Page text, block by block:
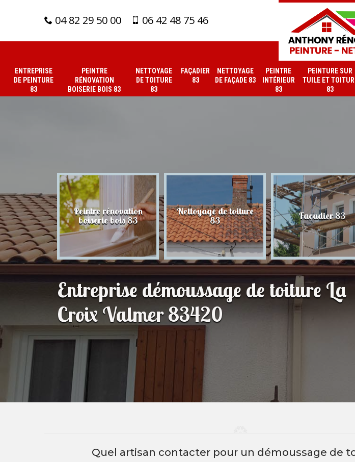
04 82 29 50 00 06 42 48 75 46
ENTREPRISE
DE PEINTURE
83
PEINTRE
RÉNOVATION
BOISERIE BOIS 83
NETTOYAGE
DE TOITURE
83
FAÇADIER
83
NETTOYAGE
DE FAÇADE 83
PEINTRE
INTÉRIEUR
83
PEINTURE SUR
TUILE ET
83
peinture Peintre rénovation
boiserie bois 83
Nettoyage de toiture
83 Façadier 83
Entreprise démoussage de toiture La
Croix Valmer 83420
Quel artisan contacter pour un démoussage de